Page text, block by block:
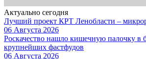
Актуально сегодня
Лучший проект КРТ Ленобласти –
06 Августа 2026
Роскачество нашло кишечную палочку в
крупнейших фастфудов
06 Августа 2026